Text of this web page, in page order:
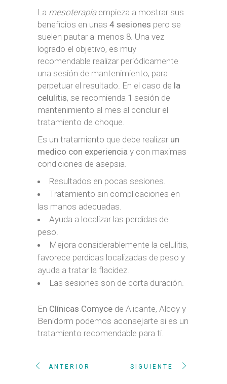
La mesoterapiaempieza a mostrar sus
beneficios en unas 4 sesiones pero se
suelen pautar al menos 8. Una vez
logrado el objetivo, es muy
recomendable realizar periódicamente
una sesión de mantenimiento, para
perpetuar el resultado. En el caso de la
celulitis, se recomienda 1 sesión de
mantenimiento al mes al concluir el
tratamiento de choque.
Es un tratamiento que debe realizar un
medico con experiencia y con maximas
condiciones de asepsia.
Resultados en pocas sesiones.
Tratamiento sin complicaciones en
las manos adecuadas.
Ayuda a localizar las perdidas de
peso.
Mejora considerablemente la celulitis,
favorece perdidas localizadas de peso y
ayuda a tratar la flacidez.
Las sesiones son de corta duración.
En Clínicas Comyce de Alicante, Alcoy y
Benidorm podemos aconsejarte si es un
tratamiento recomendable para ti.
ANTERIOR SIGUIENTE